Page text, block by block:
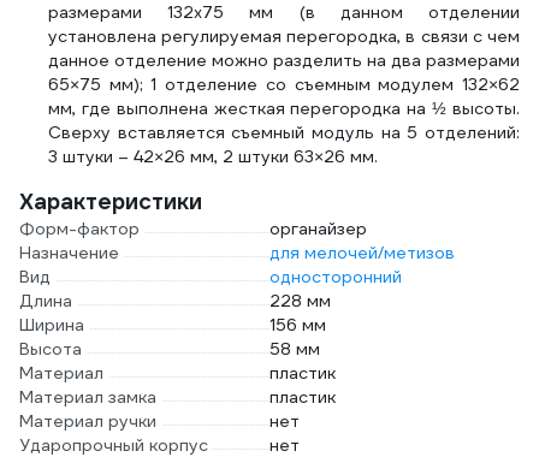
размерами 132х75 мм (в данном отделении
установлена регулируемая перегородка, в связи с чем
данное отделение можно разделить на два размерами
65×75 мм); 1 отделение со съемным модулем 132×62
мм, где выполнена жесткая перегородка на ½ высоты.
Сверху вставляется съемный модуль на 5 отделений:
3 штуки – 42×26 мм, 2 штуки 63×26 мм.
Характеристики
Форм-фактор
органайзер
Назначение
для мелочей/метизов
Вид
односторонний
Длина
228 мм
Ширина
156 мм
Высота
58 мм
Материал
пластик
Материал замка
пластик
Материал ручки
нет
Ударопрочный корпус
нет